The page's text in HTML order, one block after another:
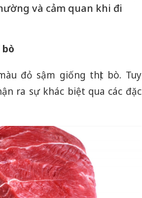
và cảm quan khi đi
bò
đỏ sậm giống thịt bò. Tuy
ra sự khác biệt qua các đặc